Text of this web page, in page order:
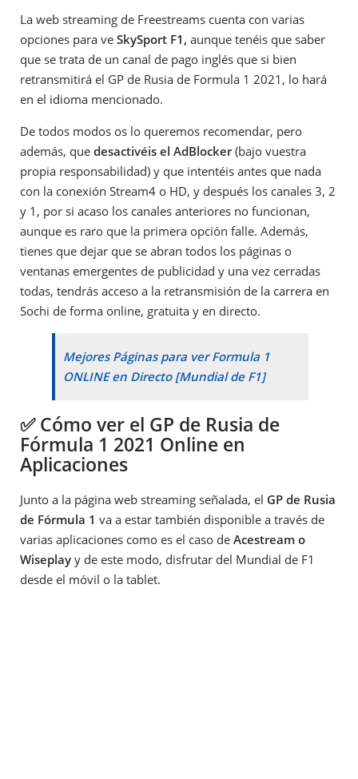
La web streaming de Freestreams cuenta con varias
opciones para ve SkySport F1, aunque tenéis que saber
que se trata de un canal de pago inglés que si bien
retransmitirá el GP de Rusia de Formula 1 2021, lo hará
en el idioma mencionado.
De todos modos os lo queremos recomendar, pero
además, que desactivéis el AdBlocker(bajo vuestra
propia responsabilidad) y que intentéis antes que nada
con la conexión Stream4 o HD, y después los canales 3, 2
y 1, por si acaso los canales anteriores no funcionan,
aunque es raro que la primera opción falle. Además,
tienes que dejar que se abran todos los páginas o
ventanas emergentes de publicidad y una vez cerradas
todas, tendrás acceso a la retransmisión de la carrera en
Sochi de forma online, gratuita y en directo.
Mejores Páginas para ver Formula 1
ONLINE en Directo [Mundial de F1]
✅ Cómo ver el GP de Rusia de
Fórmula 1 2021 Online en
Aplicaciones
Junto a la página web streaming señalada, el GP de Rusia
de Fórmula 1 va a estar también disponible a través de
varias aplicaciones como es el caso de Acestream o
Wiseplay y de este modo, disfrutar del Mundial de F1
desde el móvil o la tablet.